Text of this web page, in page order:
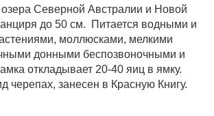
озера Северной Австралии и Новой
до 50 см. Питается водными и
моллюсками, мелкими
донными беспозвоночными и
откладывает 20-40 яиц в ямку.
черепах, занесен в Красную Книгу.